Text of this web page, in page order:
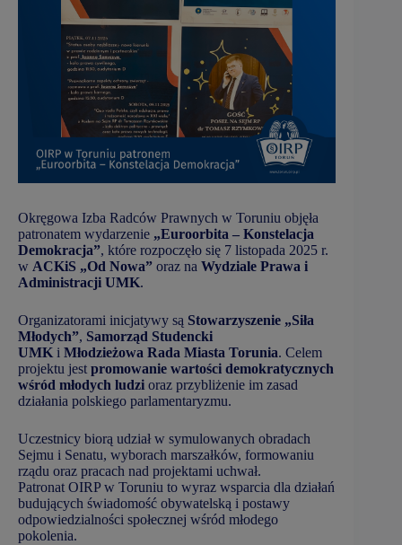
Okręgowa Izba Radców Prawnych w Toruniu objęła
patronatem wydarzenie „Euroorbita – Konstelacja
Demokracja”, które rozpoczęło się 7 listopada 2025 r.
w ACKiS „Od Nowa” oraz na Wydziale Prawa i
Administracji UMK.
Organizatorami inicjatywy są Stowarzyszenie „Siła
Młodych”, Samorząd Studencki
UMK i Młodzieżowa Rada Miasta Torunia. Celem
projektu jest promowanie wartości demokratycznych
wśród młodych ludzi oraz przybliżenie im zasad
działania polskiego parlamentaryzmu.
Uczestnicy biorą udział w symulowanych obradach
Sejmu i Senatu, wyborach marszałków, formowaniu
rządu oraz pracach nad projektami uchwał.
Patronat OIRP w Toruniu to wyraz wsparcia dla działań
budujących świadomość obywatelską i postawy
odpowiedzialności społecznej wśród młodego
pokolenia.